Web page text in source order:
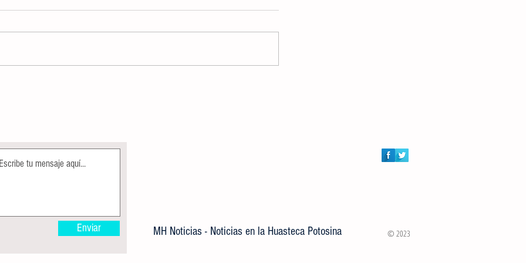
Enviar MH Noticias - Noticias en la Huasteca Potosina © 2023